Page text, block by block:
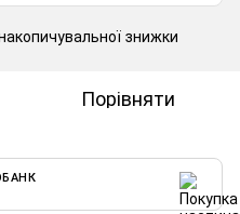
знижки
Порівняти